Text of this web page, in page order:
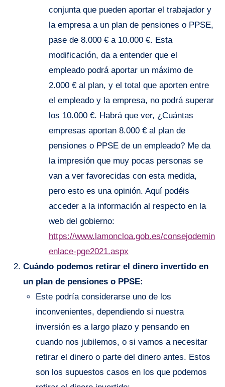
conjunta que pueden aportar el trabajador y
la empresa a un plan de pensiones o PPSE,
pase de 8.000 € a 10.000 €. Esta
modificación, da a entender que el
empleado podrá aportar un máximo de
2.000 € al plan, y el total que aporten entre
el empleado y la empresa, no podrá superar
los 10.000 €. Habrá que ver, ¿Cuántas
empresas aportan 8.000 € al plan de
pensiones o PPSE de un empleado? Me da
la impresión que muy pocas personas se
van a ver favorecidas con esta medida,
pero esto es una opinión. Aquí podéis
acceder a la información al respecto en la
web del gobierno:
https://www.lamoncloa.gob.es/
enlace-pge2021.aspx
Cuándo podemos retirar el dinero invertido en
un plan de pensiones o PPSE:
Este podría considerarse uno de los
inconvenientes, dependiendo si nuestra
inversión es a largo plazo y pensando en
cuando nos jubilemos, o si vamos a necesitar
retirar el dinero o parte del dinero antes. Estos
son los supuestos casos en los que podemos